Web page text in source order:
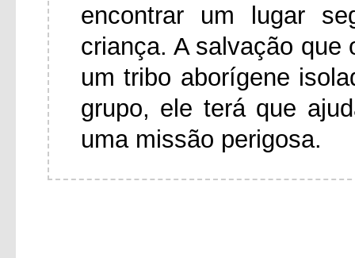
encontrar um lugar
criança. A salvação que
um tribo aborígene
grupo, ele terá que
uma missão perigosa.